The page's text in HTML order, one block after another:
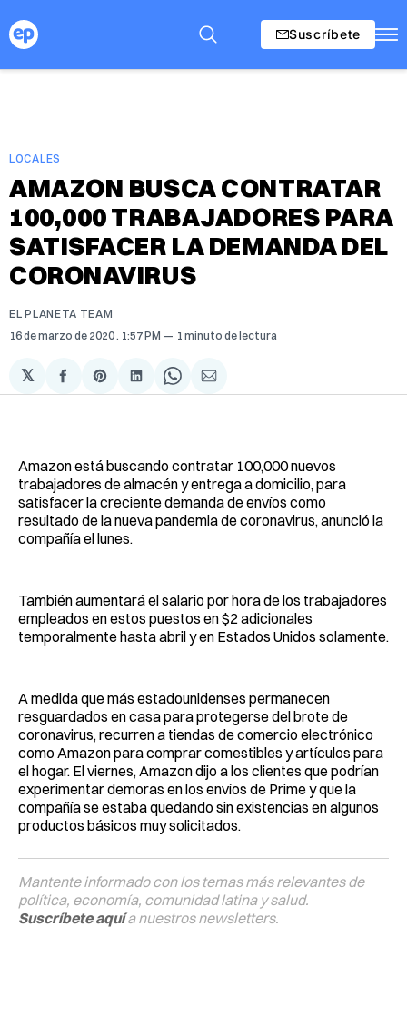
Suscríbete
LOCALES
AMAZON BUSCA CONTRATAR
100,000 TRABAJADORES PARA
SATISFACER LA DEMANDA DEL
CORONAVIRUS
EL PLANETA TEAM
16 de marzo de 2020 . 1:57 PM 1 minuto de lectura
𝕏
Compartir
en
Share
on
Compartir
en
Share
on
Compartir
via
Amazon está buscando contratar 100,000 nuevos
trabajadores de almacén y entrega a domicilio, para
satisfacer la creciente demanda de envíos como
resultado de la nueva pandemia de coronavirus, anunció la
compañía el lunes.
También aumentará el salario por hora de los trabajadores
empleados en estos puestos en $2 adicionales
temporalmente hasta abril y en Estados Unidos solamente.
A medida que más estadounidenses permanecen
resguardados en casa para protegerse del brote de
coronavirus, recurren a tiendas de comercio electrónico
como Amazon para comprar comestibles y artículos para
el hogar. El viernes, Amazon dijo a los clientes que podrían
experimentar demoras en los envíos de Prime y que la
compañía se estaba quedando sin existencias en algunos
productos básicos muy solicitados.
Mantente informado con los temas más relevantes de
política, economía, comunidad latina y salud.
Suscríbete aquía nuestros newsletters.